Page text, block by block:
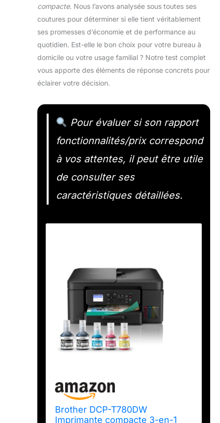
compacte. Nous l’avons analysée sous toutes ses
coutures pour déterminer si elle tient véritablement
ses promesses d’économie et de performance au
quotidien. Est-elle le bon choix pour votre bureau à
domicile ou votre usage familial ? Notre test complet
vous apporte des éléments de réponse concrets pour
éclairer votre décision.
Pour évaluer si son rapport
fonctionnalités/prix correspond
à vos attentes, il peut être utile
de consulter ses
caractéristiques détaillées.
Brother DCP-T780DW
Imprimante compacte 3-en-1